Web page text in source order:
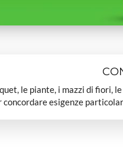
le piante, i mazzi di fiori,
concordare esigenze